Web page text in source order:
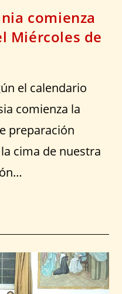
comienza
Miércoles de
el calendario
comienza la
preparación
cima de nuestra